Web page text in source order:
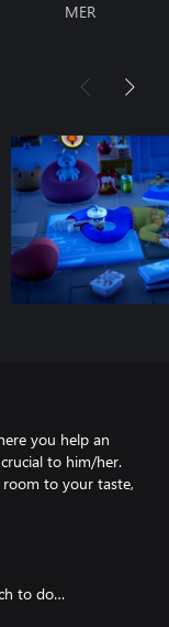
MER
you help an
to him/her.
to your taste,
to do…